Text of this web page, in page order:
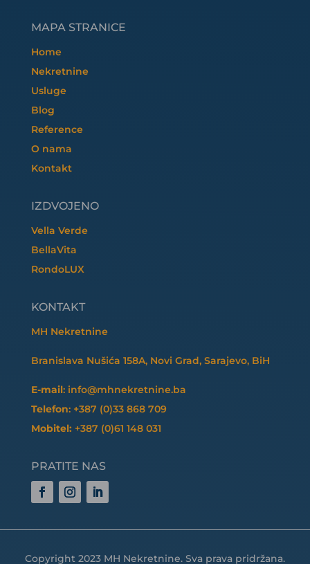
MAPA STRANICE
Home
Nekretnine
Usluge
Blog
Reference
O nama
Kontakt
IZDVOJENO
Vella Verde
BellaVita
RondoLUX
KONTAKT
MH Nekretnine
Branislava Nušića 158A, Novi Grad, Sarajevo, BiH
E-mail: info@mhnekretnine.ba
Telefon: +387 (0)33 868 709
Mobitel: +387 (0)61 148 031
PRATITE NAS
Copyright 2023 MH Nekretnine. Sva prava pridržana.